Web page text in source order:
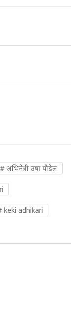
# अभिनेत्री उषा पौडेल
keki adhikari